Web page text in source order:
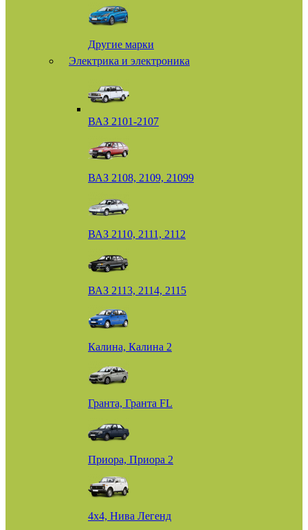
Другие марки
Электрика и электроника
ВАЗ 2101-2107
ВАЗ 2108, 2109, 21099
ВАЗ 2110, 2111, 2112
ВАЗ 2113, 2114, 2115
Калина, Калина 2
Гранта, Гранта FL
Приора, Приора 2
4х4, Нива Легенд